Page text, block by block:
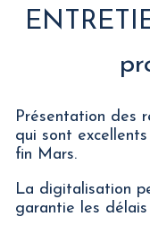
Présentation des
qui sont
fin Mars.
La digitalisation
garantie les